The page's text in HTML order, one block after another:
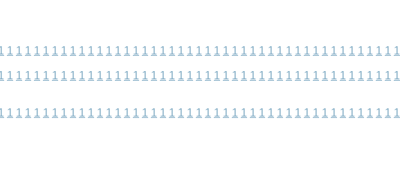
1 1 1 1 1 1 1 1 1 1 1 1 1 1 1 1 1 1 1 1 1 1 1 1 1 1 1 1 1 1 1 1 1 1 1 1 1 1 1 1 1 1 1 1
1 1 1 1 1 1 1 1 1 1 1 1 1 1 1 1 1 1 1 1 1 1 1 1 1 1 1 1 1 1 1 1 1 1 1 1 1 1 1 1 1 1 1 1
1 1 1 1 1 1 1 1 1 1 1 1 1 1 1 1 1 1 1 1 1 1 1 1 1 1 1 1 1 1 1 1 1 1 1 1 1 1 1 1 1 1 1 1